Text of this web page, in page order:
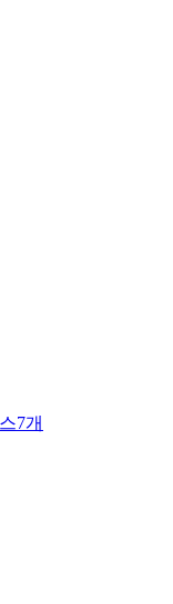
7개